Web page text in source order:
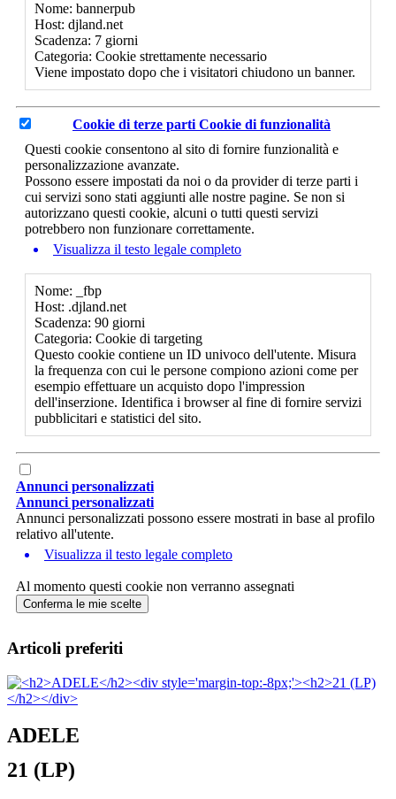
Nome: bannerpub
Host: djland.net
Scadenza: 7 giorni
Categoria: Cookie strettamente necessario
Viene impostato dopo che i visitatori chiudono un banner.
Cookie di terze parti Cookie di funzionalità
Questi cookie consentono al sito di fornire funzionalità e
personalizzazione avanzate.
Possono essere impostati da noi o da provider di terze parti i
cui servizi sono stati aggiunti alle nostre pagine. Se non si
autorizzano questi cookie, alcuni o tutti questi servizi
potrebbero non funzionare correttamente.
Visualizza il testo legale completo
Nome: _fbp
Host: .djland.net
Scadenza: 90 giorni
Categoria: Cookie di targeting
Questo cookie contiene un ID univoco dell'utente. Misura
la frequenza con cui le persone compiono azioni come per
esempio effettuare un acquisto dopo l'impression
dell'inserzione. Identifica i browser al fine di fornire servizi
pubblicitari e statistici del sito.
Annunci personalizzati
Annunci personalizzati
Annunci personalizzati possono essere mostrati in base al profilo
relativo all'utente.
Visualizza il testo legale completo
Al momento questi cookie non verranno assegnati
Conferma le mie scelte
Articoli preferiti
ADELE
21 (LP)